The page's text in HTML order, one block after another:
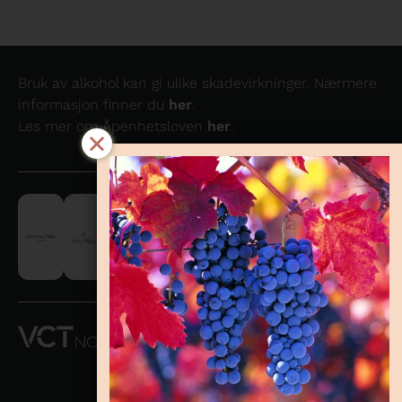
Bruk av alkohol kan gi ulike skadevirkninger. Nærmere
informasjon finner du her.
Les mer om Åpenhetsloven her.
VCT NORWAY
AS OG
CONCHA Y
TORO